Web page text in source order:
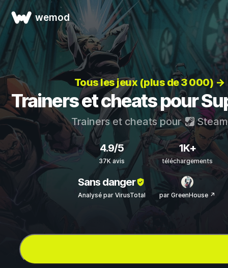
wemod
Tous les jeux (plus de 3 000) →
Trainers et cheats pour
Trainers et cheats pour Steam
4.9/5
37K avis
1K+
téléchargements
Sans danger
Analysé par VirusTotal par GreenHouse ↗